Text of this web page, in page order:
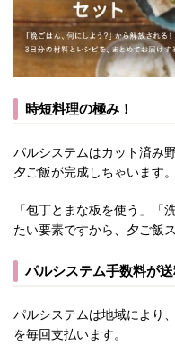
時短料理の極み！
パルシステムはカット済み
夕ご飯が完成しちゃいます。
「包丁とまな板を使う」「
たい要素ですから、夕ご飯
パルシステム手数料が
パルシステムは地域により
を毎回支払います。